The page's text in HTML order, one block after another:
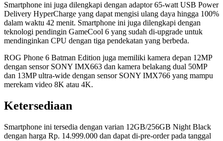
Smartphone ini juga dilengkapi dengan adaptor 65-watt USB Power
Delivery HyperCharge yang dapat mengisi ulang daya hingga 100%
dalam waktu 42 menit. Smartphone ini juga dilengkapi dengan
teknologi pendingin GameCool 6 yang sudah di-upgrade untuk
mendinginkan CPU dengan tiga pendekatan yang berbeda.
ROG Phone 6 Batman Edition juga memiliki kamera depan 12MP
dengan sensor SONY IMX663 dan kamera belakang dual 50MP
dan 13MP ultra-wide dengan sensor SONY IMX766 yang mampu
merekam video 8K atau 4K.
Ketersediaan
Smartphone ini tersedia dengan varian 12GB/256GB Night Black
dengan harga Rp. 14.999.000 dan dapat di-pre-order pada tanggal